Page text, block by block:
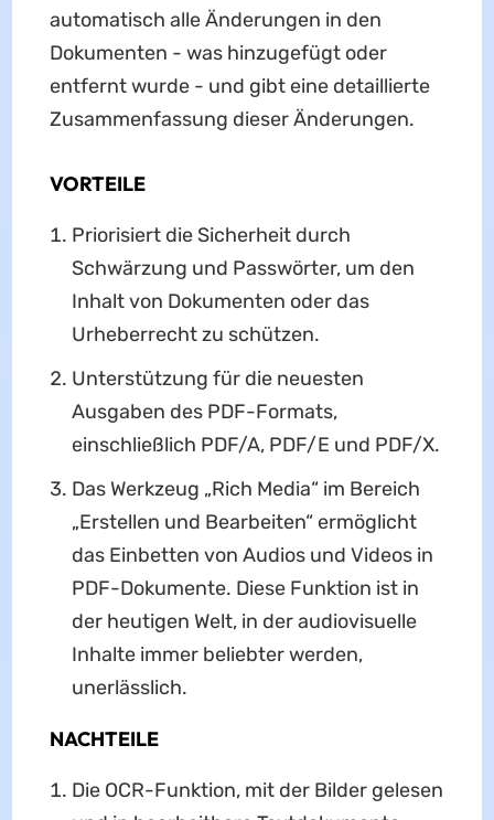
automatisch alle Änderungen in den
Dokumenten - was hinzugefügt oder
entfernt wurde - und gibt eine detaillierte
Zusammenfassung dieser Änderungen.
VORTEILE
Priorisiert die Sicherheit durch
Schwärzung und Passwörter, um den
Inhalt von Dokumenten oder das
Urheberrecht zu schützen.
Unterstützung für die neuesten
Ausgaben des PDF-Formats,
einschließlich PDF/A, PDF/E und PDF/X.
Das Werkzeug „Rich Media“ im Bereich
„Erstellen und Bearbeiten“ ermöglicht
das Einbetten von Audios und Videos in
PDF-Dokumente. Diese Funktion ist in
der heutigen Welt, in der audiovisuelle
Inhalte immer beliebter werden,
unerlässlich.
NACHTEILE
Die OCR-Funktion, mit der Bilder gelesen